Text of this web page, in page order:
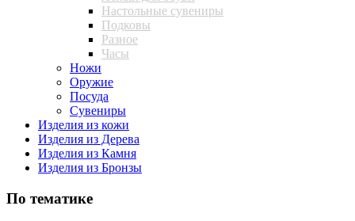
Настольные сувениры
Подковы
Разное
Часы
Ножи
Оружие
Посуда
Сувениры
Изделия из кожи
Изделия из Дерева
Изделия из Камня
Изделия из Бронзы
По тематике